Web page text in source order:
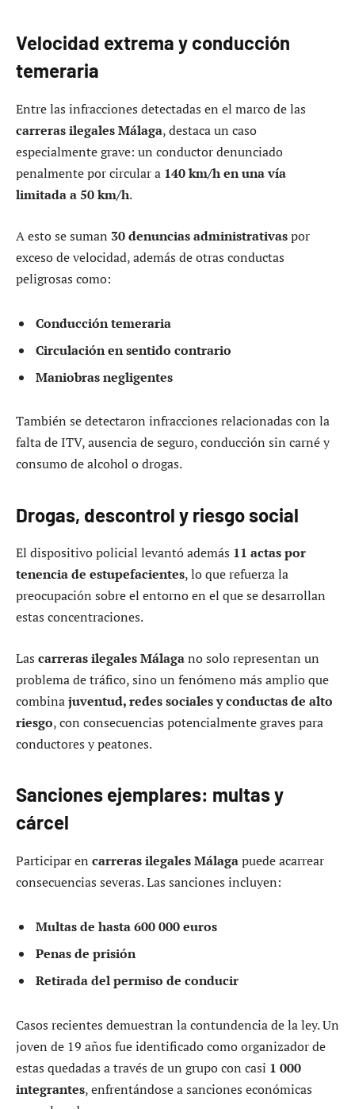
Velocidad extrema y conducción
temeraria
Entre las infracciones detectadas en el marco de las
carreras ilegales Málaga, destaca un caso
especialmente grave: un conductor denunciado
penalmente por circular a 140 km/h en una vía
limitada a 50 km/h.
A esto se suman 30 denuncias administrativaspor
exceso de velocidad, además de otras conductas
peligrosas como:
Conducción temeraria
Circulación en sentido contrario
Maniobras negligentes
También se detectaron infracciones relacionadas con la
falta de ITV, ausencia de seguro, conducción sin carné y
consumo de alcohol o drogas.
Drogas, descontrol y riesgo social
El dispositivo policial levantó además 11 actas por
tenencia de estupefacientes, lo que refuerza la
preocupación sobre el entorno en el que se desarrollan
estas concentraciones.
Las carreras ilegales Málagano solo representan un
problema de tráfico, sino un fenómeno más amplio que
combinajuventud, redes sociales y conductas de alto
riesgo, con consecuencias potencialmente graves para
conductores y peatones.
Sanciones ejemplares: multas y
cárcel
Participar en carreras ilegales Málagapuede acarrear
consecuencias severas. Las sanciones incluyen:
Multas de hasta 600 000 euros
Penas de prisión
Retirada del permiso de conducir
Casos recientes demuestran la contundencia de la ley. Un
joven de 19 años fue identificado como organizador de
estas quedadas a través de un grupo con casi 1 000
integrantes, enfrentándose a sanciones económicas